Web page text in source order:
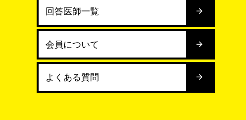
回答医師一覧
会員について
よくある質問